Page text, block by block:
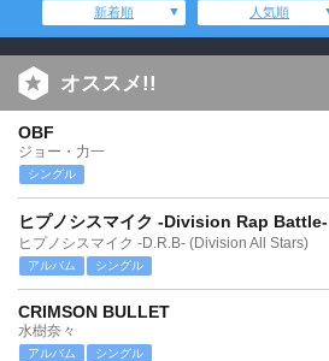
新着順 人気順
オススメ!!
OBF
ジョー・力一
シングル
ヒプノシスマイク -Division Rap
ヒプノシスマイク -D.R.B- (Division All Stars)
アルバム シングル
CRIMSON BULLET
水樹奈々
アルバム シングル